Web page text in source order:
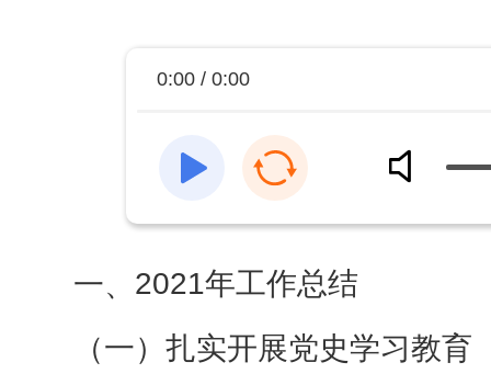
0:00 / 0:00
一、 2021年工作总结
（一）扎实开展党史学习教育